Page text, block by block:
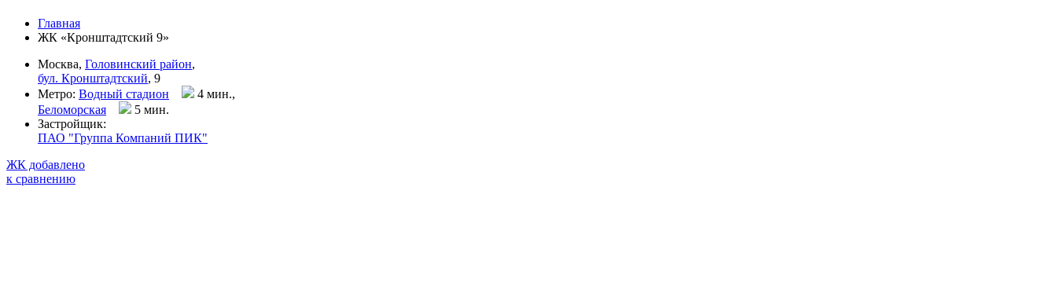
Главная
ЖК «Кронштадтский 9»
Москва, Головинский район,
бул. Кронштадтский, 9
Метро: Водный стадион
4 мин.,
Беломорская
5 мин.
Застройщик:
ПАО "Группа Компаний ПИК"
ЖК добавлено
к сравнению